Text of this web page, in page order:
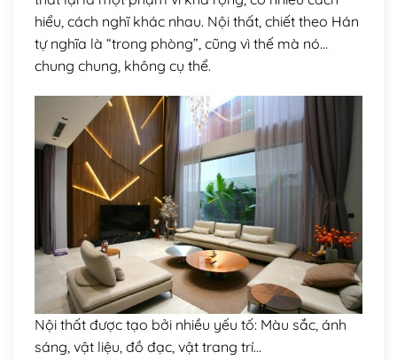
hiểu, cách nghĩ khác nhau. Nội thất, chiết theo Hán
tự nghĩa là “trong phòng”, cũng vì thế mà nó…
chung chung, không cụ thể.
Nội thất được tạo bởi nhiều yếu tố: Màu sắc, ánh
sáng, vật liệu, đồ đạc, vật trang trí…